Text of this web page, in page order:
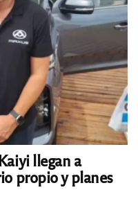
llegan a
propio y planes